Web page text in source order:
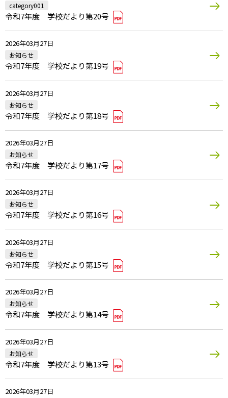
category001
令和7年度 学校だより第20号
2026年03月27日
お知らせ
令和7年度 学校だより第19号
2026年03月27日
お知らせ
令和7年度 学校だより第18号
2026年03月27日
お知らせ
令和7年度 学校だより第17号
2026年03月27日
お知らせ
令和7年度 学校だより第16号
2026年03月27日
お知らせ
令和7年度 学校だより第15号
2026年03月27日
お知らせ
令和7年度 学校だより第14号
2026年03月27日
お知らせ
令和7年度 学校だより第13号
2026年03月27日